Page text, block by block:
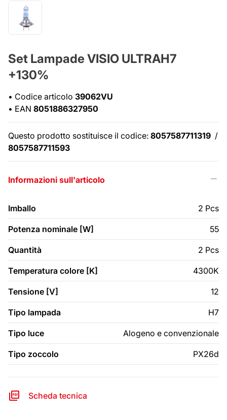
Set Lampade VISIO ULTRAH7
+130%
• Codice articolo 39062VU
• EAN 8051886327950
Questo prodotto sostituisce il codice: 8057587711319 /
8057587711593
Informazioni sull'articolo
Imballo 2 Pcs
Potenza nominale [W] 55
Quantità 2 Pcs
Temperatura colore [K] 4300K
Tensione [V] 12
Tipo lampada H7
Tipo luce Alogeno e convenzionale
Tipo zoccolo PX26d
Scheda tecnica